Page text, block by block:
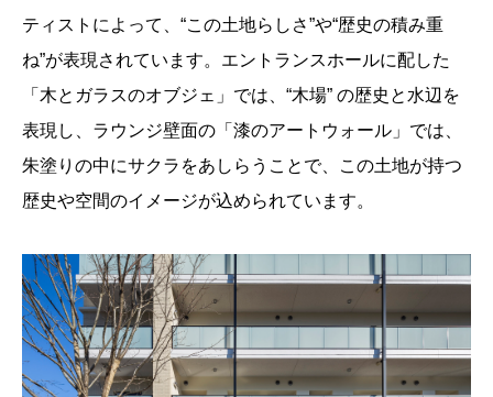
ティストによって、“この土地らしさ”や“歴史の積み重
ね”が表現されています。エントランスホールに配した
「木とガラスのオブジェ」では、“木場” の歴史と水辺を
表現し、ラウンジ壁面の「漆のアートウォール」では、
朱塗りの中にサクラをあしらうことで、この土地が持つ
歴史や空間のイメージが込められています。